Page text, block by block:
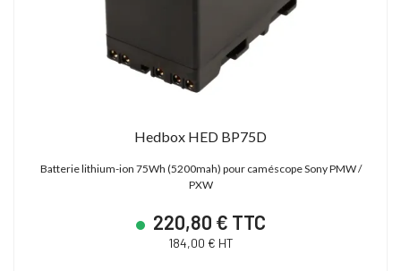
Hedbox HED BP75D
Batterie lithium-ion 75Wh (5200mah) pour caméscope Sony PMW /
PXW
220,80 € TTC
184,00 € HT